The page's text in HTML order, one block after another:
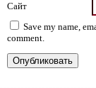
Сайт
Save my name,
comment.